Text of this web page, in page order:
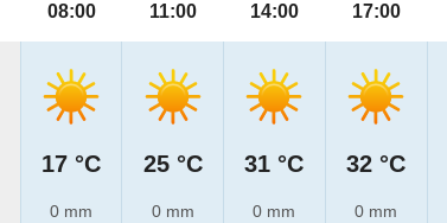
08:00
17 °C
0 mm
11:00
25 °C
0 mm
14:00
31 °C
0 mm
17:00
32 °C
0 mm